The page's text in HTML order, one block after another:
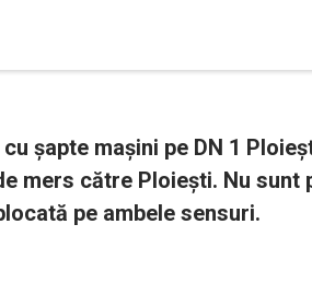
șapte mașini pe DN 1
mers către Ploiești. Nu sunt
pe ambele sensuri.